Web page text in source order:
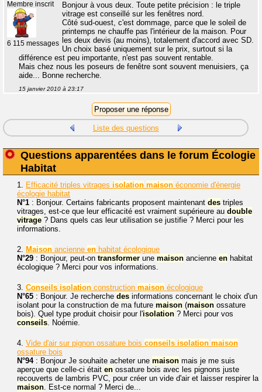
Membre inscrit
6 115 messages
Bonjour à vous deux. Toute petite précision : le triple
vitrage est conseillé sur les fenêtres nord.
Côté sud-ouest, c'est dommage, parce que le soleil de
printemps ne chauffe pas l'intérieur de la maison. Pour
les deux devis (au moins), totalement d'accord avec SD.
Un choix basé uniquement sur le prix, surtout si la
différence est peu importante, n'est pas souvent rentable.
Mais chez nous les poseurs de fenêtre sont souvent menuisiers, ça
aide... Bonne recherche.
15 janvier 2010 à 23:17
Liste des questions
Questions apparentées dans le forum Écologie
Habitat
1. Efficacité triples vitrages isolation maison économie d'énergie
écologie habitat
N°1 : Bonjour. Certains fabricants proposent maintenant des triples
vitrages, est-ce que leur efficacité est vraiment supérieure au double
vitrage ? Dans quels cas leur utilisation se justifie ? Merci pour les
informations.
2. Maison ancienne en habitat écologique
N°29 : Bonjour, peut-on transformer une maison ancienne en habitat
écologique ? Merci pour vos informations.
3. Conseils isolation construction maison écologique
N°65 : Bonjour. Je recherche des informations concernant le choix d'un
isolant pour la construction de ma future maison (maison ossature
bois). Quel type produit choisir pour l'isolation ? Merci pour vos
conseils. Noémie.
4. Vide d'air sur pignon ossature bois conseils isolation maison
ossature bois
N°94: Bonjour Je souhaite acheter une maison mais je me suis
aperçue que celle-ci était en ossature bois avec les pignons juste
recouverts de lambris PVC, pour créer un vide d'air et laisser respirer la
maison. Est-ce normal ? Merci de...